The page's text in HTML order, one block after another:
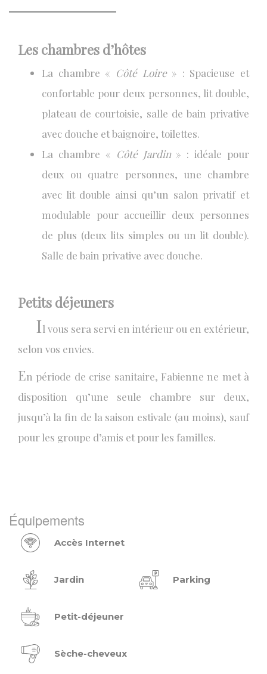
Les chambres d’hôtes
La chambre « Côté Loire» : Spacieuse et
confortable pour deux personnes, lit double,
plateau de courtoisie, salle de bain privative
avec douche et baignoire, toilettes.
La chambre « Côté Jardin » : idéale pour
deux ou quatre personnes, une chambre
avec lit double ainsi qu’un salon privatif et
modulable pour accueillir deux personnes
de plus (deux lits simples ou un lit double).
Salle de bain privative avec douche.
Petits déjeuners
Il vous sera servi en intérieur ou en extérieur,
selon vos envies.
En période de crise sanitaire, Fabienne ne met à
disposition qu’une seule chambre sur deux,
jusqu’à la fin de la saison estivale (au moins), sauf
pour les groupe d’amis et pour les familles.
Équipements
Accès Internet
Jardin Parking
Petit-déjeuner
Sèche-cheveux